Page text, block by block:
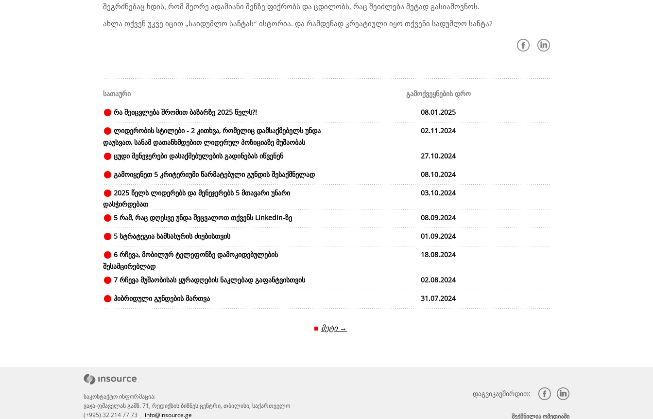
შეგრძნებაც ხდის, რომ მეორე ადამიანი შენზე ფიქრობს და ცდილობს, რაც შეიძლება მეტად გასიამოვნოს.
ახლა თქვენ უკვე იცით „საიდუმლო სანტას“ ისტორია. და რამდენად კრეატიული იყო თქვენი სადუმლო სანტა?
სათაური
გამოქვეყნების დრო
რა შეიცვლება შრომით ბაზარზე 2025 წელს?!
08.01.2025
ლიდერობის სტილები - 2 კითხვა, რომელიც დამსაქმებელს უნდა
დაუსვათ, სანამ დათანხმდებით ლიდერულ პოზიციაზე მუშაობას
02.11.2024
ცუდი მენეჯერები დასაქმებულების გადინებას იწვენენ
27.10.2024
გამოიყენეთ 5 კრიტერიუმი წარმატებული გუნდის შესაქმნელად
08.10.2024
2025 წელს ლიდერებს და მენეჯერებს 5 მთავარი უნარი
დასჭირდებათ
03.10.2024
5 რამ, რაც დღესვე უნდა შეცვალოთ თქვენს LinkedIn-ზე
08.09.2024
5 სტრატეგია სამსახურის ძიებისთვის
01.09.2024
6 რჩევა, მობილურ ტელეფონზე დამოკიდებულების
შესამცირებლად
18.08.2024
7 რჩევა მუშაობისას ყურადღების ნაკლებად გაფანტვისთვის
02.08.2024
ჰიბრიდული გუნდების მართვა
31.07.2024
მეტი →
საკონტაქტო ინფორმაცია:
ვაჟა-ფშაველას გამზ. 71, რედიქსის ბიზნეს ცენტრი, თბილისი, საქართველო
(+995) 32 214 77 73 info@insource.ge
დაგვიკავშირდით:
ᲨᲔᲥᲛᲜᲘᲚᲘᲐ ᲝᲛᲔᲓᲘᲐᲨᲘ